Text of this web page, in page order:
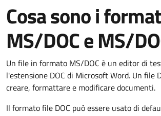
Cosa sono i
MS/DOC e MS/
Un file in formato MS/DOC è un editor di
l'estensione DOC di Microsoft Word. Un file
creare, formattare e modificare documenti.
Il formato file DOC può essere usato di